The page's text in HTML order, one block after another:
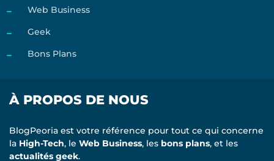
Web Business
Geek
Bons Plans
À PROPOS DE NOUS
BlogPeoria est votre référence pour tout ce qui concerne
la High-Tech, le Web Business, les bons plans, et les
actualités geek.